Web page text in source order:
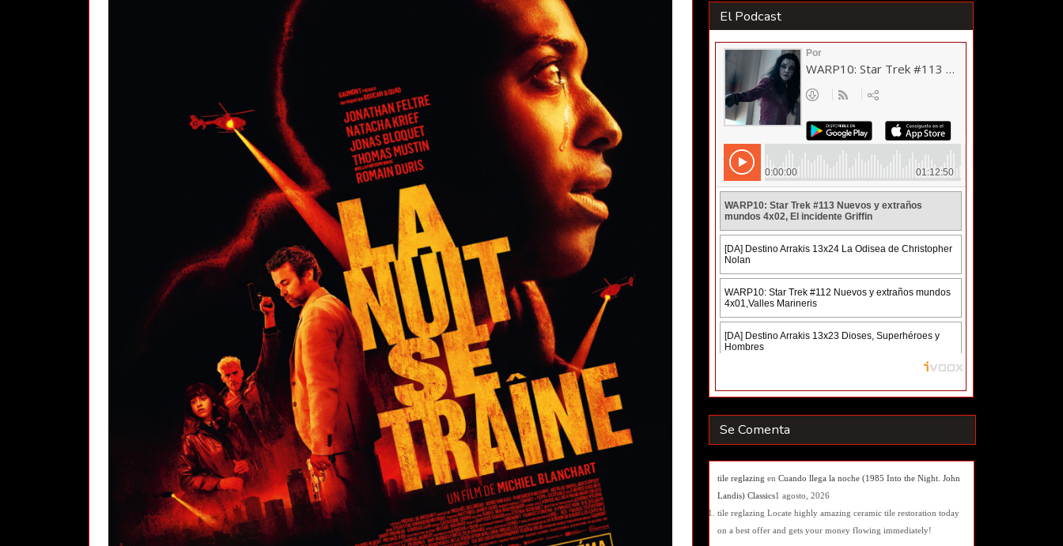
El Podcast
Se Comenta
tile reglazing en Cuando llega la noche (1985 Into the Night. John
Landis) Classics1 agosto, 2026
tile reglazing Locate highly amazing ceramic tile restoration today
on a best offer and gets your money flowing immediately!